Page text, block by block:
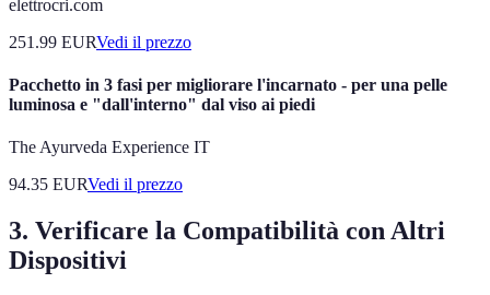
elettrocri.com
251.99 EURVedi il prezzo
Pacchetto in 3 fasi per migliorare l'incarnato - per una pelle
luminosa e "dall'interno" dal viso ai piedi
The Ayurveda Experience IT
94.35 EURVedi il prezzo
3. Verificare la Compatibilità con Altri
Dispositivi